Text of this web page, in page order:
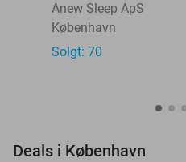
Anew Sleep ApS
København
Solgt: 70
Deals i København